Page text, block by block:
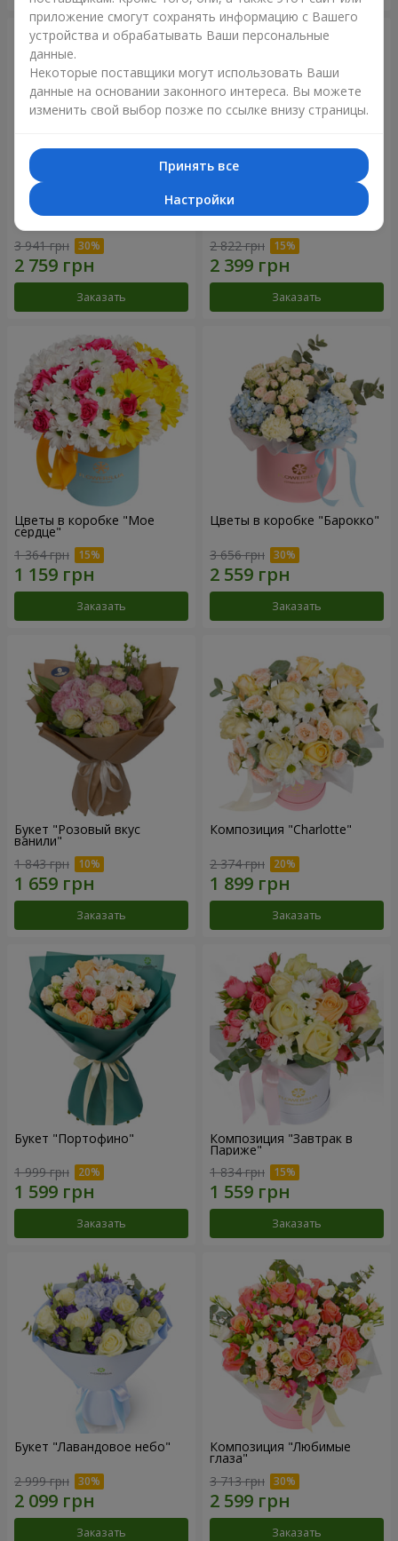
Букет "Крещатик"
3 941 грн
Заказать
Букет "Дежавю"
2 822 грн
Заказать
Цветы в коробке "Мое
сердце"
1 364 грн
Заказать
Цветы в коробке "Барокко"
3 656 грн
Заказать
Букет "Розовый вкус
ванили"
1 843 грн
Заказать
Композиция "Charlotte"
2 374 грн
Заказать
Букет "Портофино"
1 999 грн
Заказать
Композиция "Завтрак в
Париже"
1 834 грн
Заказать
Букет "Лавандовое небо"
2 999 грн
Заказать
Композиция "Любимые
глаза"
3 713 грн
Заказать
приложение смогут сохранять информацию с Вашего
устройства и обрабатывать Ваши персональные
данные.
Некоторые поставщики могут использовать Ваши
данные на основании законного интереса. Вы можете
изменить свой выбор позже по ссылке внизу страницы.
Принять все
Настройки